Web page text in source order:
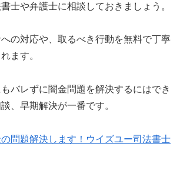
士や弁護士に相談しておきましょう。
の対応や、取るべき行動を無料で丁寧
ます。
バレずに闇金問題を解決するにはでき
、早期解決が一番です。
の問題解決します！ウイズユー司法書士